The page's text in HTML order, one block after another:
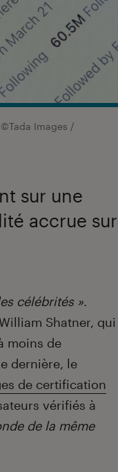
©Tada Images /
sur une
accrue sur
célébrités ».
Shatner, qui
moins de
dernière, le
de certification
vérifiés à
de la même